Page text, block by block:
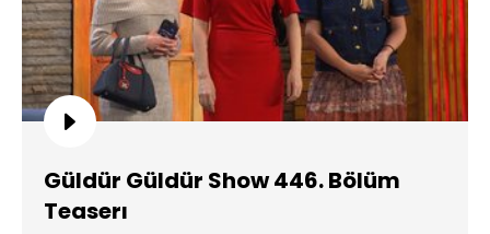
Güldür Güldür Show 446. Bölüm
Teaserı